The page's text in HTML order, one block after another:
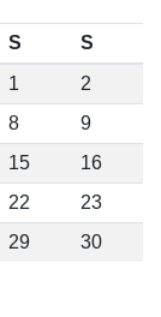
S
S
1
2
8
9
15
16
22
23
29 30